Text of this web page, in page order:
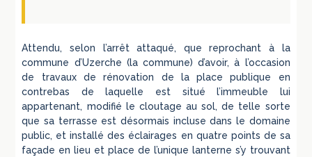
Attendu, selon l’arrêt attaqué, que reprochant à la
commune d’Uzerche (la commune) d’avoir, à l’occasion
de travaux de rénovation de la place publique en
contrebas de laquelle est situé l’immeuble lui
appartenant, modifié le cloutage au sol, de telle sorte
que sa terrasse est désormais incluse dans le domaine
public, et installé des éclairages en quatre points de sa
façade en lieu et place de l’unique lanterne s’y trouvant